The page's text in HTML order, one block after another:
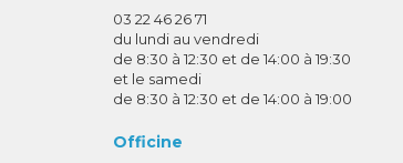
03 22 46 26 71
du lundi au vendredi
de 8:30 à 12:30 et de 14:00 à 19:30
et le samedi
de 8:30 à 12:30 et de 14:00 à 19:00
Officine